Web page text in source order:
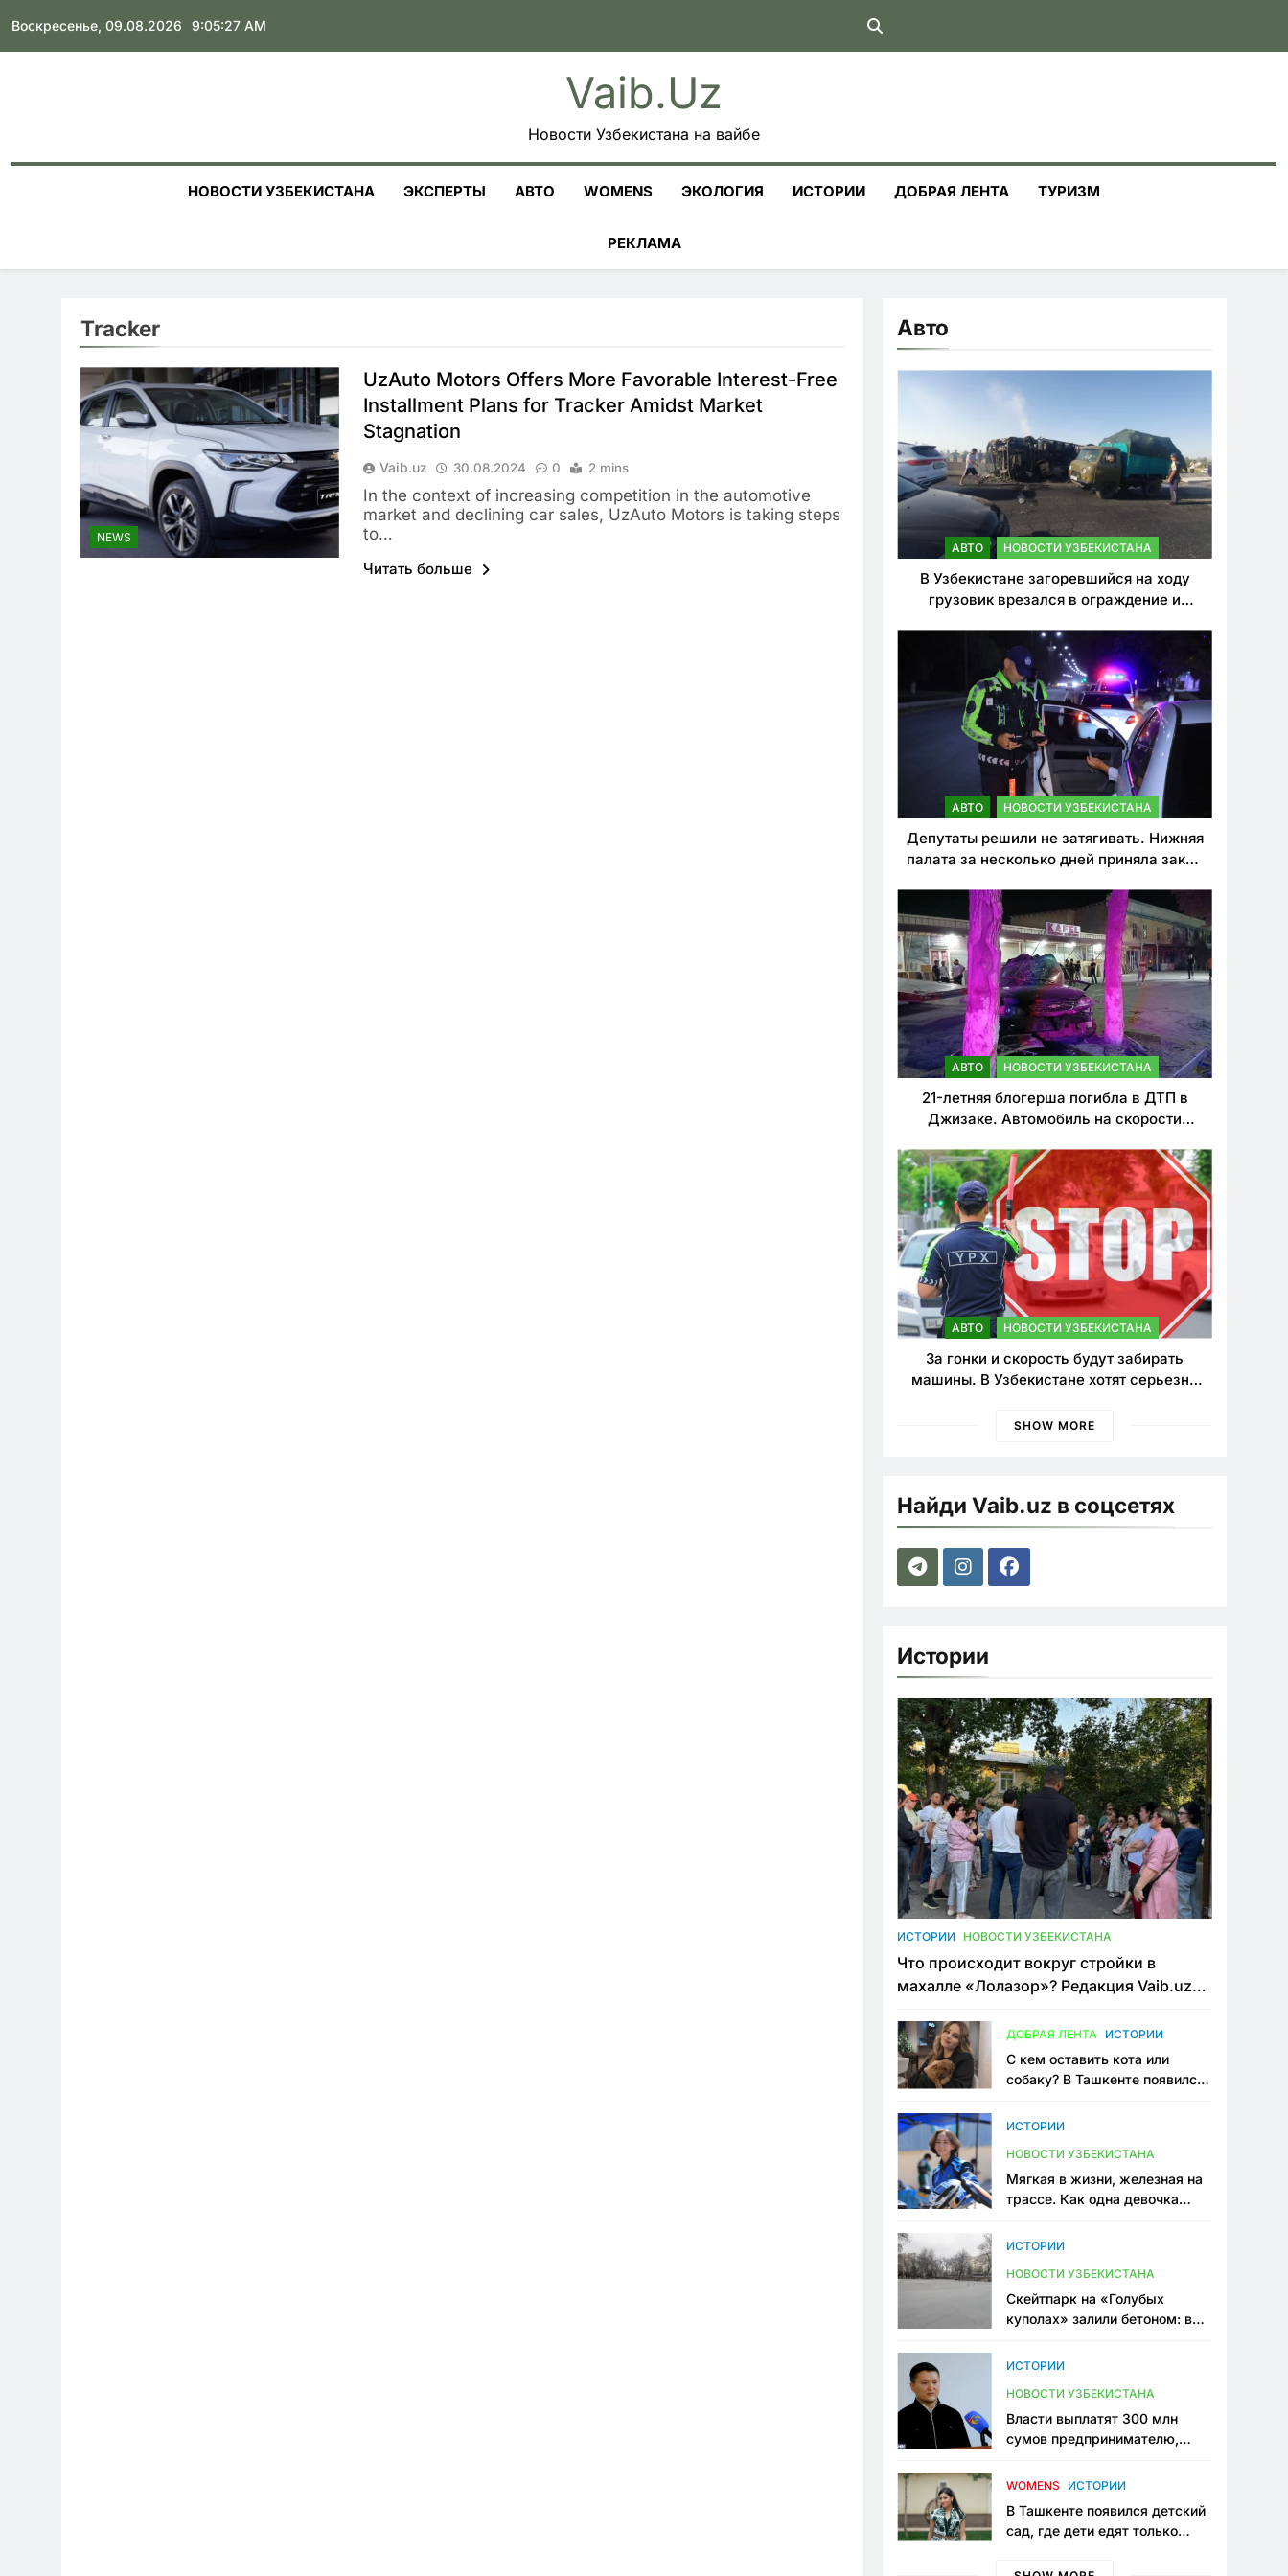
to
content
Воскресенье, 09.08.2026 9:05:28 AM
Vaib.uz
Новости Узбекистана на вайбе
НОВОСТИ УЗБЕКИСТАНА ЭКСПЕРТЫ АВТО WOMENS ЭКОЛОГИЯ ИСТОРИИ ДОБРАЯ ЛЕНТА ТУРИЗМ
РЕКЛАМА
Tracker
NEWS
UzAuto Motors Offers More Favorable Interest-Free
Installment Plans for Tracker Amidst Market
Stagnation
Vaib.uz 30.08.2024 0 2 mins
In the context of increasing competition in the automotive
market and declining car sales, UzAuto Motors is taking steps
to…
Читать больше
Авто
АВТО НОВОСТИ УЗБЕКИСТАНА
В Узбекистане загоревшийся на ходу
грузовик врезался в ограждение и
АВТО НОВОСТИ УЗБЕКИСТАНА
Депутаты решили не затягивать. Нижняя
палата за несколько дней приняла закон
нарушителей ПДД
АВТО НОВОСТИ УЗБЕКИСТАНА
21-летняя блогерша погибла в ДТП в
Джизаке. Автомобиль на скорости
АВТО НОВОСТИ УЗБЕКИСТАНА
За гонки и скорость будут забирать
машины. В Узбекистане хотят серьезно
SHOW MORE
Найди Vaib.uz в соцсетях
Истории
ИСТОРИИ НОВОСТИ УЗБЕКИСТАНА
Что происходит вокруг стройки в
махалле «Лолазор»? Редакция Vaib.uz
конфликта
ДОБРАЯ ЛЕНТА ИСТОРИИ
С кем оставить кота или
собаку? В Ташкенте появился
ИСТОРИИ
НОВОСТИ УЗБЕКИСТАНА
Мягкая в жизни, железная на
трассе. Как одна девочка
Узбекистане
ИСТОРИИ
НОВОСТИ УЗБЕКИСТАНА
Скейтпарк на «Голубых
куполах» залили бетоном: в
одно общественное
ИСТОРИИ
НОВОСТИ УЗБЕКИСТАНА
Власти выплатят 300 млн
сумов предпринимателю,
тюрьме по незаконному
WOMENS ИСТОРИИ
В Ташкенте появился детский
сад, где дети едят только
мама, которая устала просить